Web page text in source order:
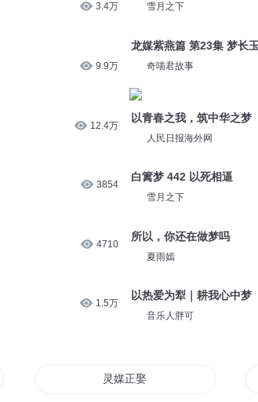
3.4万
9.9万
12.4万
3854
4710
1.5万
雪月之下
龙媒紫燕篇 第23集 梦长
奇喵君故事
以青春之我，筑中华之梦
人民日报海外网
白篱梦 442 以死相逼
雪月之下
所以，你还在做梦吗
夏雨嫣
以热爱为犁｜耕我心中梦
音乐人胖可
灵媒正娶